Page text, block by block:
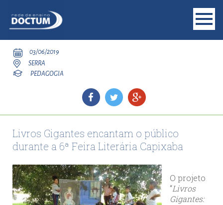
03/06/2019
SERRA
PEDAGOGIA
Livros Gigantes encantam o público
durante a 6ª Feira Literária Capixaba
O projeto
“Livros
Gigantes: